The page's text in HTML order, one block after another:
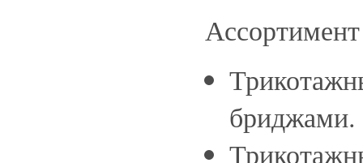
бриджами.